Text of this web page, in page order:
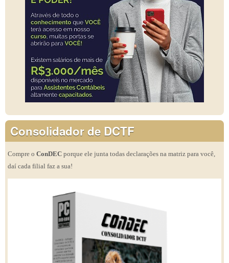
Consolidador de DCTF
Compre o ConDEC porque ele junta todas declarações na matriz para você,
daí cada filial faz a sua!